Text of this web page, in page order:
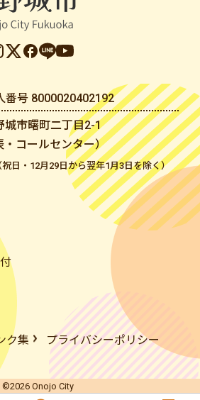
番号 8000020402192
市曙町二丁目2-1
コールセンター）
日・12月29日から翌年1月3日を除く）
ク集
プライバシーポリシー
©2026 Onojo City